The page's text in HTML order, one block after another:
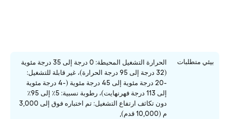
بيئي متطلبات
الحرارة التشغيل المحيطة: 0 درجة إلى 35 درجة مئوية
(32 درجة إلى 95 درجة الحرارة)، غير قابلة للتشغيل:
-20 درجة مئوية إلى 45 درجة مئوية (-4 درجة مئوية
إلى 113 درجة فهرنهايت)، رطوبة نسبية: 5٪ إلى 95٪
دون تكاثف ارتفاع التشغيل: تم اختباره فوق إلى 3,000
م (10,000 قدم),